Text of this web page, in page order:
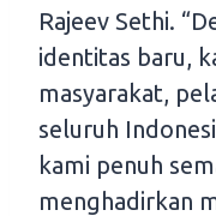
Rajeev Sethi.
identitas baru,
masyarakat,
seluruh
kami penuh
menghadirkan